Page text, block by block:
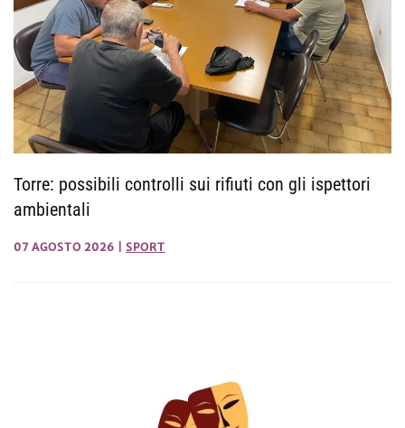
Torre: possibili controlli sui rifiuti con gli ispettori
ambientali
07 AGOSTO 2026 SPORT